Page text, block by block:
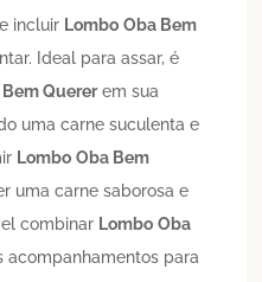
incluir Lombo Oba Bem
Ideal para assar, é
Quererem sua
uma carne suculenta e
Lombo Oba Bem
uma carne saborosa e
combinar Lombo Oba
para